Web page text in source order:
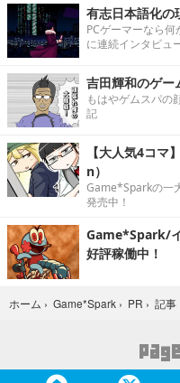
有志日本語化の
PCゲーマーなら
に連続インタビュー
吉田輝和のゲー
もはやゲムスパの
記
【大人気4コ
n）
Game*Sparkの一
発売中！
Game*Spark/
好評稼働中！
ホーム › Game*Spark › PR › 記事